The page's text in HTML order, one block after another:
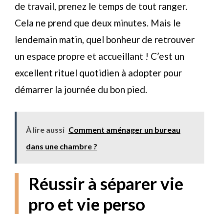
de travail, prenez le temps de tout ranger.
Cela ne prend que deux minutes. Mais le
lendemain matin, quel bonheur de retrouver
un espace propre et accueillant ! C’est un
excellent rituel quotidien à adopter pour
démarrer la journée du bon pied.
À lire aussi Comment aménager un bureau
dans une chambre ?
Réussir à séparer vie
pro et vie perso